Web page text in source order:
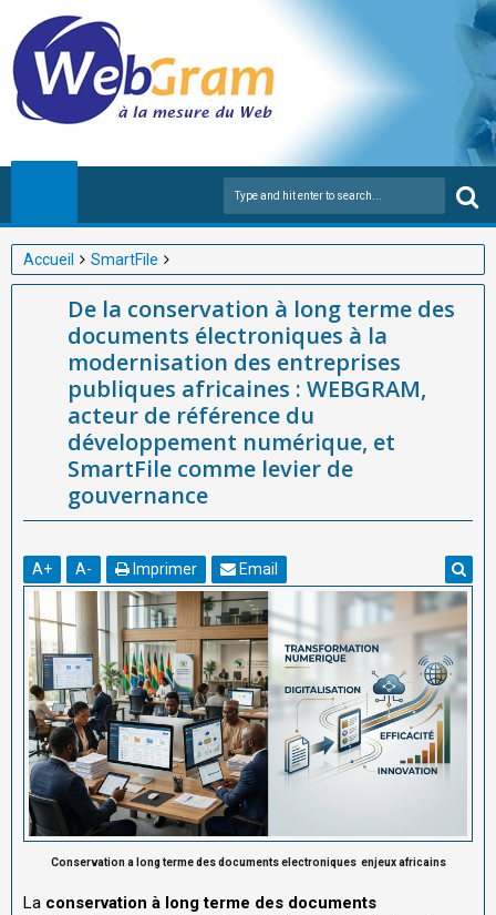
Accueil
SmartFile
De la conservation à long terme des documents électroniques à
la modernisation des entreprises publiques africaines :
WEBGRAM, acteur de référence du développement numérique,
et SmartFile comme levier de gouvernance
De la conservation à long terme des
documents électroniques à la
modernisation des entreprises
publiques africaines : WEBGRAM,
acteur de référence du
développement numérique, et
SmartFile comme levier de
gouvernance
A+ A- Imprimer Email
Conservation a long terme des documents electroniques enjeux africains
La conservation à long terme des documents